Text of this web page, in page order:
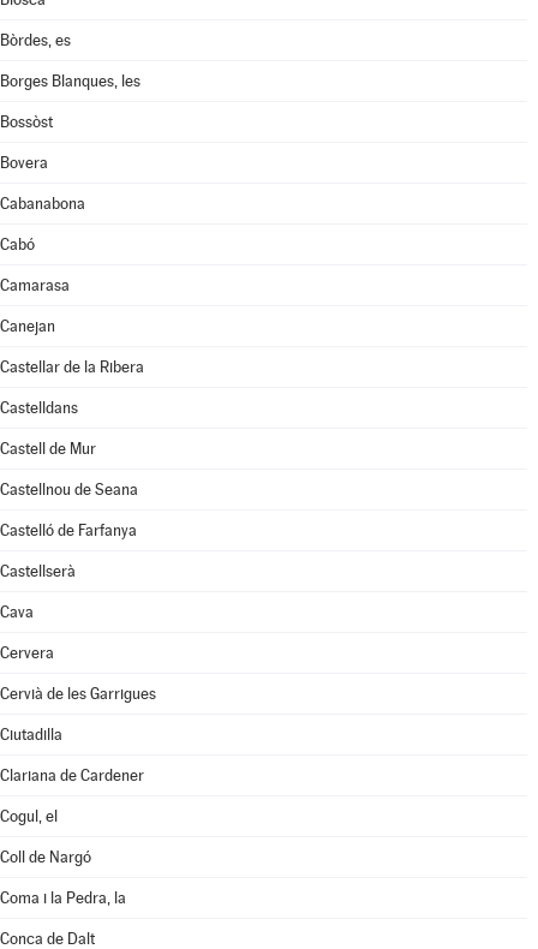
Bòrdes, es
Borges Blanques, les
Bossòst
Bovera
Cabanabona
Cabó
Camarasa
Canejan
Castellar de la Ribera
Castelldans
Castell de Mur
Castellnou de Seana
Castelló de Farfanya
Castellserà
Cava
Cervera
Cervià de les Garrigues
Ciutadilla
Clariana de Cardener
Cogul, el
Coll de Nargó
Coma i la Pedra, la
Conca de Dalt